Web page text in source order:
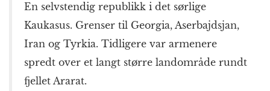
En selvstendig republikk i det sørlige
Kaukasus. Grenser til Georgia, Aserbajdsjan,
Iran og Tyrkia. Tidligere var armenere
spredt over et langt større landområde rundt
fjellet Ararat.